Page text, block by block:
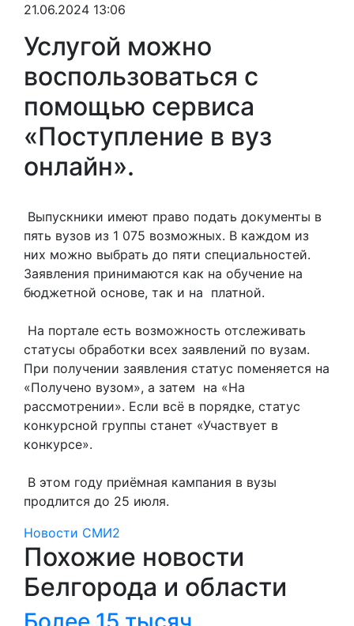
21.06.2024 13:06
Услугой можно
воспользоваться с
помощью сервиса
«Поступление в вуз
онлайн».
Выпускники имеют право подать документы в
пять вузов из 1 075 возможных. В каждом из
них можно выбрать до пяти специальностей.
Заявления принимаются как на обучение на
бюджетной основе, так и на платной.
На портале есть возможность отслеживать
статусы обработки всех заявлений по вузам.
При получении заявления статус поменяется на
«Получено вузом», а затем на «На
рассмотрении». Если всё в порядке, статус
конкурсной группы станет «Участвует в
конкурсе».
В этом году приёмная кампания в вузы
продлится до 25 июля.
Новости СМИ2
Похожие новости
Белгорода и области